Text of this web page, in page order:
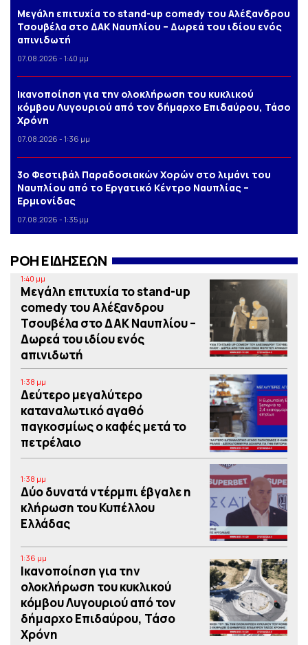
Μεγάλη επιτυχία το stand-up comedy του Αλέξανδρου
Τσουβέλα στο ΔΑΚ Ναυπλίου – Δωρεά του ιδίου ενός
απινιδωτή
07.08.2026 - 1:40 μμ
Iκανοποίηση για την ολοκλήρωση του κυκλικού
κόμβου Λυγουριού από τον δήμαρχο Επιδαύρου, Τάσο
Χρόνη
07.08.2026 - 1:36 μμ
3o Φεστιβάλ Παραδοσιακών Χορών στο λιμάνι του
Ναυπλίου από το Εργατικό Κέντρο Ναυπλίας –
Ερμιονίδας
07.08.2026 - 1:35 μμ
ΡΟΗ ΕΙΔΗΣΕΩΝ
1:40 μμ
Μεγάλη επιτυχία το stand-up
comedy του Αλέξανδρου
Τσουβέλα στο ΔΑΚ Ναυπλίου –
Δωρεά του ιδίου ενός
απινιδωτή
1:38 μμ
Δεύτερο μεγαλύτερο
καταναλωτικό αγαθό
παγκοσμίως ο καφές μετά το
πετρέλαιο
1:38 μμ
Δύο δυνατά ντέρμπι έβγαλε η
κλήρωση του Κυπέλλου
Ελλάδας
1:36 μμ
Iκανοποίηση για την
ολοκλήρωση του κυκλικού
κόμβου Λυγουριού από τον
δήμαρχο Επιδαύρου, Τάσο
Χρόνη